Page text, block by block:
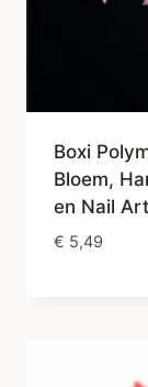
Boxi
Bloem,
en Nail
€ 5,49